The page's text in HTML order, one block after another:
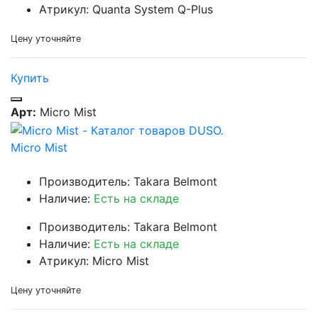
Атрикул: Quanta System Q-Plus
Цену уточняйте
Купить
Арт: Micro Mist
Micro Mist
Производитель: Takara Belmont
Наличие: Есть на складе
Производитель: Takara Belmont
Наличие: Есть на складе
Атрикул: Micro Mist
Цену уточняйте